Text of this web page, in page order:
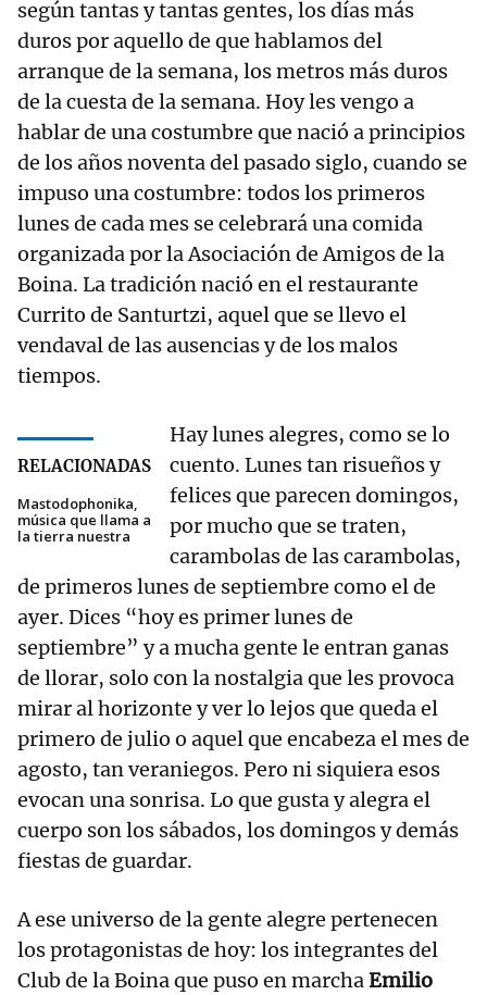
según tantas y tantas gentes, los días más
duros por aquello de que hablamos del
arranque de la semana, los metros más duros
de la cuesta de la semana. Hoy les vengo a
hablar de una costumbre que nació a principios
de los años noventa del pasado siglo, cuando se
impuso una costumbre: todos los primeros
lunes de cada mes se celebrará una comida
organizada por la Asociación de Amigos de la
Boina. La tradición nació en el restaurante
Currito de Santurtzi, aquel que se llevo el
vendaval de las ausencias y de los malos
tiempos.
RELACIONADAS
Mastodophonika,
música que llama a
la tierra nuestra
Hay lunes alegres, como se lo
cuento. Lunes tan risueños y
felices que parecen domingos,
por mucho que se traten,
carambolas de las carambolas,
de primeros lunes de septiembre como el de
ayer. Dices “hoy es primer lunes de
septiembre” y a mucha gente le entran ganas
de llorar, solo con la nostalgia que les provoca
mirar al horizonte y ver lo lejos que queda el
primero de julio o aquel que encabeza el mes de
agosto, tan veraniegos. Pero ni siquiera esos
evocan una sonrisa. Lo que gusta y alegra el
cuerpo son los sábados, los domingos y demás
fiestas de guardar.
A ese universo de la gente alegre pertenecen
los protagonistas de hoy: los integrantes del
Club de la Boina que puso en marchaEmilio